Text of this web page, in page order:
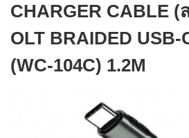
CHARGER CABLE (
OLT BRAIDED USB-
(WC-104C) 1.2M